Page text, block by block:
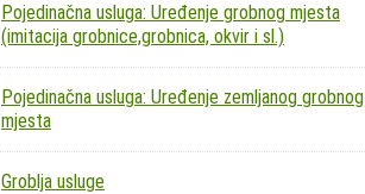
Pojedinačna usluga: Uređenje grobnog mjesta
(imitacija grobnice,grobnica, okvir i sl.)
Pojedinačna usluga: Uređenje zemljanog grobnog
mjesta
Groblja usluge